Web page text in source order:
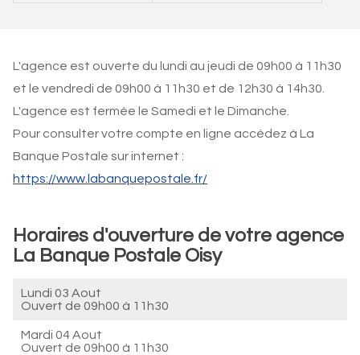
L'agence est ouverte du lundi au jeudi de 09h00 à 11h30
et le vendredi de 09h00 à 11h30 et de 12h30 à 14h30.
L'agence est fermée le Samedi et le Dimanche.
Pour consulter votre compte en ligne accédez à La
Banque Postale sur internet :
https://www.labanquepostale.fr/
Horaires d'ouverture de votre agence
La Banque Postale Oisy
Lundi 03 Aout
Ouvert de 09h00 à 11h30
Mardi 04 Aout
Ouvert de 09h00 à 11h30